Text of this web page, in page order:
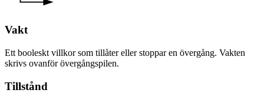
Vakt
Ett booleskt villkor som tillåter eller stoppar en övergång. Vakten
skrivs ovanför övergångspilen.
Tillstånd